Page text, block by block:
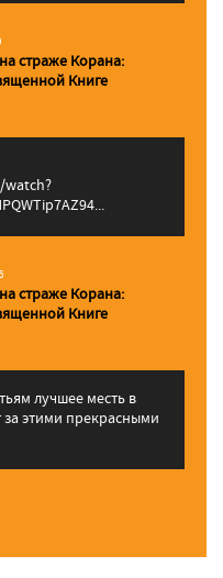
страже Корана:
Книге
watch?
страже Корана:
Книге
лучшее месть в
за этими прекрасными